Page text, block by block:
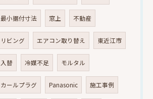
最小据付寸法 窓上 不動産
リビング エアコン取り替え 東近江市
入替 冷媒不足 モルタル
カールプラグ Panasonic 施工事例